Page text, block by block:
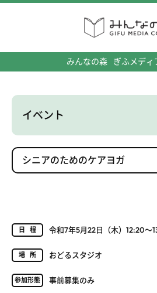
みんなの森 ぎふメディ
イベント
シニアのためのケアヨガ
日程 令和7年5月22日（木）12:20～
場所 おどるスタジオ
参加形態 事前募集のみ